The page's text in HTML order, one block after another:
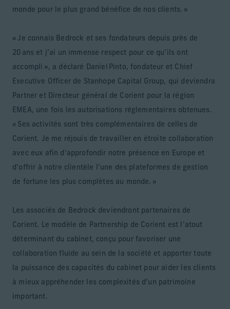
monde pour le plus grand bénéfice de nos clients. »
« Je connais Bedrock et ses fondateurs depuis près de
20 ans et j’ai un immense respect pour ce qu’ils ont
accompli », a déclaré Daniel Pinto, fondateur et Chief
Executive Officer de Stanhope Capital Group, qui deviendra
Partner et Directeur général de Corient pour la région
EMEA, une fois les autorisations réglementaires obtenues.
« Ses activités sont très complémentaires de celles de
Corient. Je me réjouis de travailler en étroite collaboration
avec eux afin d’approfondir notre présence en Europe et
d’offrir à notre clientèle l’une des plateformes de gestion
de fortune les plus complètes au monde. »
Les associés de Bedrock deviendront partenaires de
Corient. Le modèle de Partnership de Corient est l’atout
déterminant du cabinet, conçu pour favoriser une
collaboration fluide au sein de la société et apporter toute
la puissance des capacités du cabinet pour aider les clients
à mieux appréhender les complexités d’un patrimoine
important.